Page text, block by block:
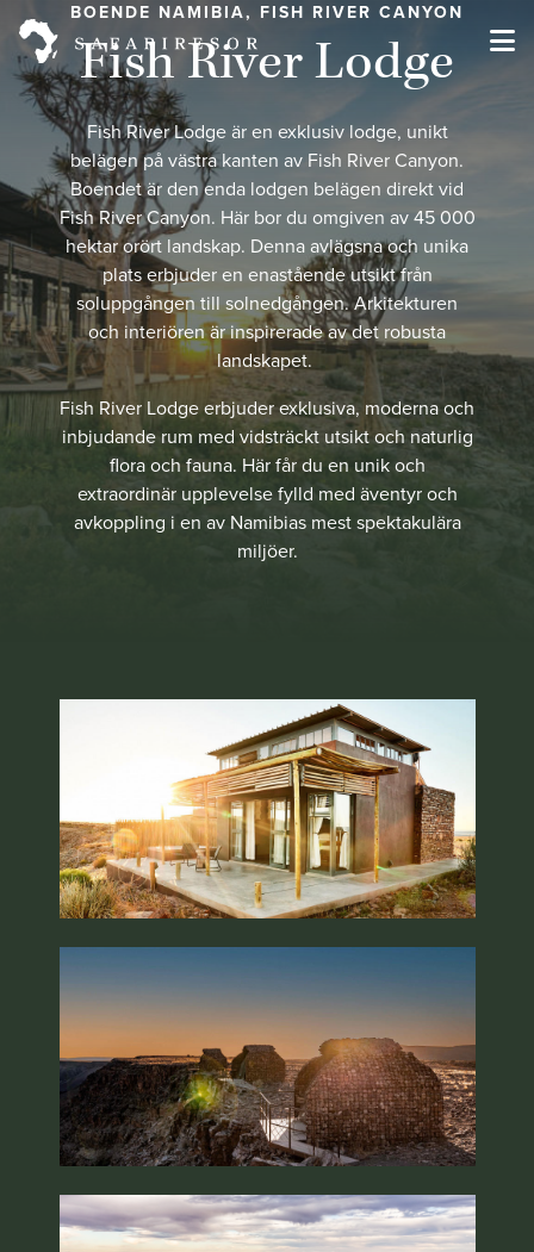
BOENDE NAMIBIA, FISH RIVER CANYON
Fish River Lodge
Fish River Lodge är en exklusiv lodge, unikt
belägen på västra kanten av Fish River Canyon.
Boendet är den enda lodgen belägen direkt vid
Fish River Canyon. Här bor du omgiven av 45 000
hektar orört landskap. Denna avlägsna och unika
plats erbjuder en enastående utsikt från
soluppgången till solnedgången. Arkitekturen
och interiören är inspirerade av det robusta
landskapet.
Fish River Lodge erbjuder exklusiva, moderna och
inbjudande rum med vidsträckt utsikt och naturlig
flora och fauna. Här får du en unik och
extraordinär upplevelse fylld med äventyr och
avkoppling i en av Namibias mest spektakulära
miljöer.